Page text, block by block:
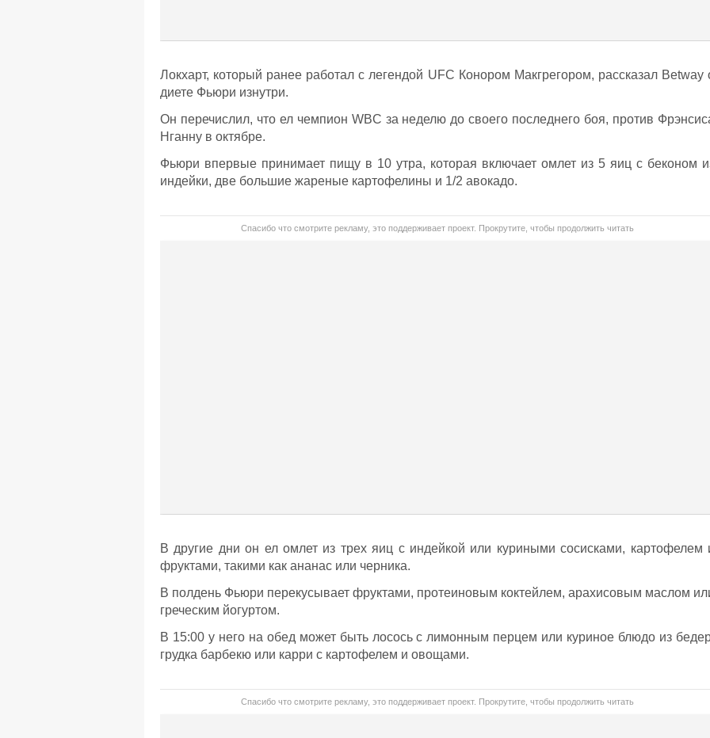
Локхарт, который ранее работал с легендой UFC Конором Макгрегором, рассказал Betway
диете Фьюри изнутри.
Он перечислил, что ел чемпион WBC за неделю до своего последнего боя, против
Нганну в октябре.
Фьюри впервые принимает пищу в 10 утра, которая включает омлет из 5 яиц с беконом
индейки, две большие жареные картофелины и 1/2 авокадо.
Спасибо что смотрите рекламу, это поддерживает проект. Прокрутите, чтобы продолжить читать
В другие дни он ел омлет из трех яиц с индейкой или куриными сосисками, картофелем
фруктами, такими как ананас или черника.
В полдень Фьюри перекусывает фруктами, протеиновым коктейлем, арахисовым маслом
греческим йогуртом.
В 15:00 у него на обед может быть лосось с лимонным перцем или куриное блюдо из
грудка барбекю или карри с картофелем и овощами.
Спасибо что смотрите рекламу, это поддерживает проект. Прокрутите, чтобы продолжить читать